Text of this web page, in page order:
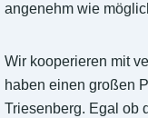
angenehm wie
Wir kooperieren mit
haben einen großen
Triesenberg. Egal ob